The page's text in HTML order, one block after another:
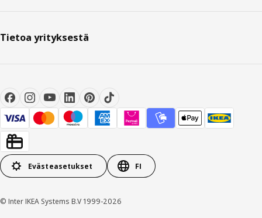
Tietoa yrityksestä
Evästeasetukset FI
© Inter IKEA Systems B.V 1999-2026